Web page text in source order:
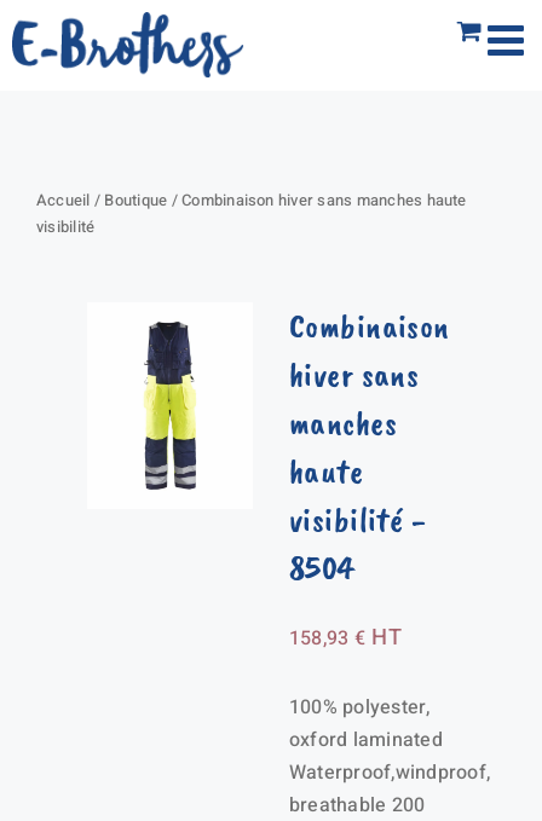
Passer
au
Accueil / Boutique /Combinaison hiver sans manches haute
visibilité
Combinaison
hiver sans
manches
haute
visibilité-
8504
158,93 € HT
100% polyester,
oxford laminated
Waterproof,windproof,
breathable 200